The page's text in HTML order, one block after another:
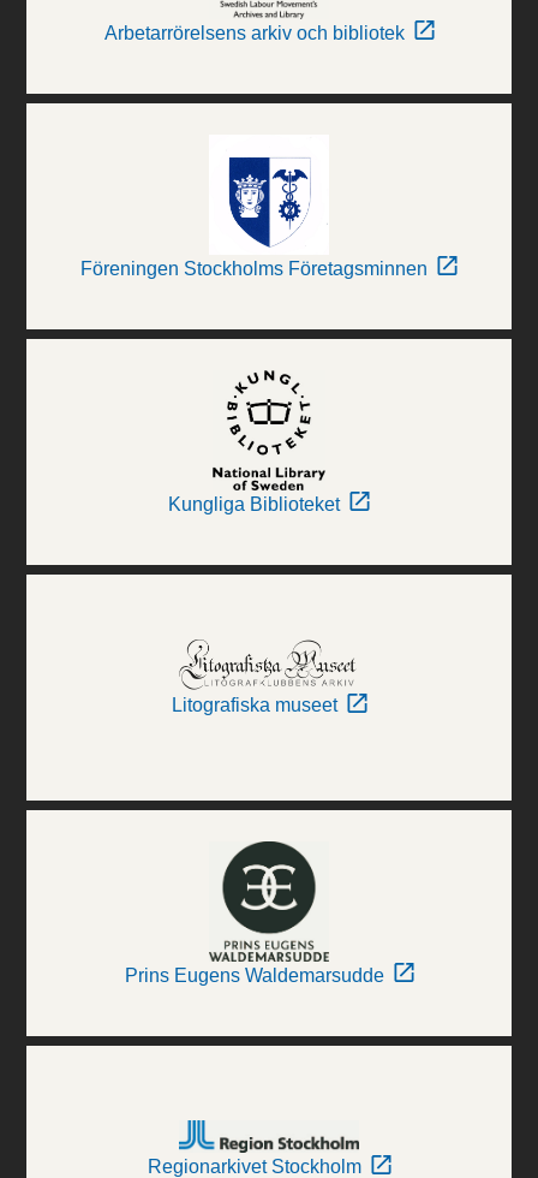
Arbetarrörelsens arkiv och bibliotek
Föreningen Stockholms Företagsminnen
Kungliga Biblioteket
Litografiska museet
Prins Eugens Waldemarsudde
Regionarkivet Stockholm